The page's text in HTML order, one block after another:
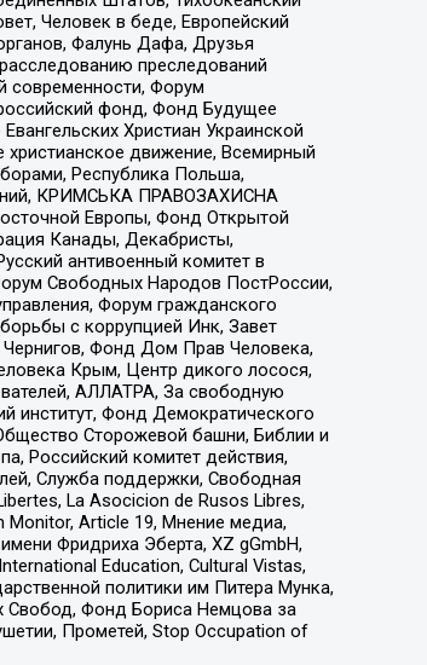
Человек в беде, Европейский
Фалунь Дафа, Друзья
преследований
современности, Форум
фонд, Фонд Будущее
Христиан Украинской
движение, Всемирный
Республика Польша,
КРИМСЬКА ПРАВОЗАХИСНА
Европы, Фонд Открытой
Канады, Декабристы,
антивоенный комитет в
Свободных Народов ПостРоссии,
Форум гражданского
с коррупцией Инк, Завет
Чернигов, Фонд Дом Прав Человека,
Крым, Центр дикого лосося,
АЛЛАТРА, За свободную
институт, Фонд Демократического
Сторожевой башни, Библии и
Российский комитет действия,
Служба поддержки, Свободная
La Asocicion de Rusos Libres,
Article 19, Мнение медиа,
Фридриха Эберта, XZ gGmbH,
Education, Cultural Vistas,
политики им Питера Мунка,
Свобод, Фонд Бориса Немцова за
Прометей, Stop Occupation of